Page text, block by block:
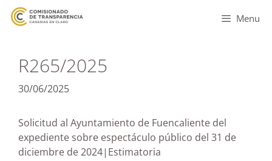
Menu
R265/2025
30/06/2025
Solicitud al Ayuntamiento de Fuencaliente del
expediente sobre espectáculo público del 31 de
diciembre de 2024|Estimatoria